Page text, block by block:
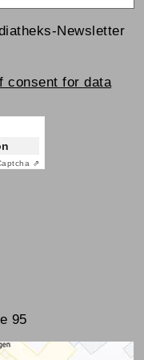
Newsletter
consent for data
⇗
95